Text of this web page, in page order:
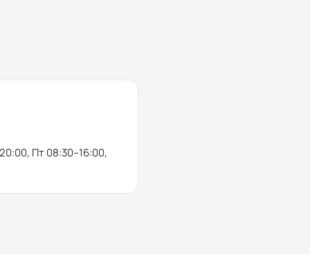
Пт 08:30–16:00,